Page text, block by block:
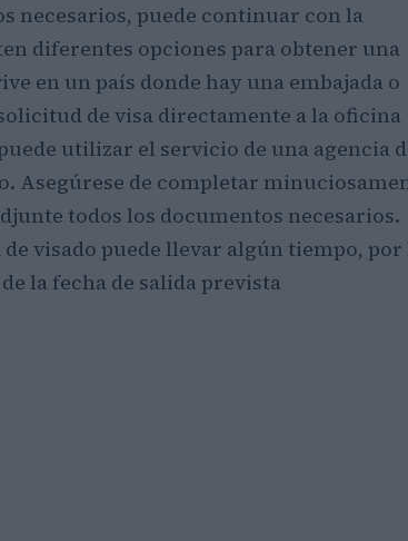
necesarios, puede continuar con la
diferentes opciones para obtener una
en un país donde hay una embajada o
de visa directamente a la oficina
utilizar el servicio de una agencia
Asegúrese de completar
todos los documentos necesarios.
visado puede llevar algún tiempo, por
la fecha de salida prevista